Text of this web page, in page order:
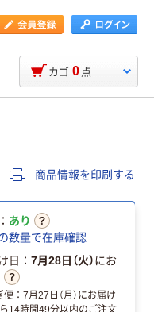
カゴ 0 点
商品情報を印刷する
あり
数量で在庫確認
日： 7月28日（火）にお
便：7月27日（月）にお届け
ら14時間49分以内のご注文